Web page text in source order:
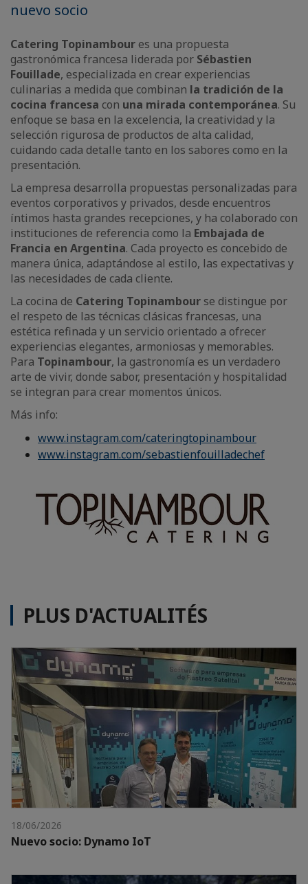
nuevo socio
Catering Topinambour es una propuesta
gastronómica francesa liderada por Sébastien
Fouillade, especializada en crear experiencias
culinarias a medida que combinan la tradición de la
cocina francesa con una mirada contemporánea. Su
enfoque se basa en la excelencia, la creatividad y la
selección rigurosa de productos de alta calidad,
cuidando cada detalle tanto en los sabores como en la
presentación.
La empresa desarrolla propuestas personalizadas para
eventos corporativos y privados, desde encuentros
íntimos hasta grandes recepciones, y ha colaborado con
instituciones de referencia como la Embajada de
Francia en Argentina. Cada proyecto es concebido de
manera única, adaptándose al estilo, las expectativas y
las necesidades de cada cliente.
La cocina de Catering Topinambour se distingue por
el respeto de las técnicas clásicas francesas, una
estética refinada y un servicio orientado a ofrecer
experiencias elegantes, armoniosas y memorables.
Para Topinambour, la gastronomía es un verdadero
arte de vivir, donde sabor, presentación y hospitalidad
se integran para crear momentos únicos.
Más info:
www.instagram.com/cateringtopinambour
www.instagram.com/sebastienfouilladechef
PLUS D'ACTUALITÉS
18/06/2026
Nuevo socio: Dynamo IoT